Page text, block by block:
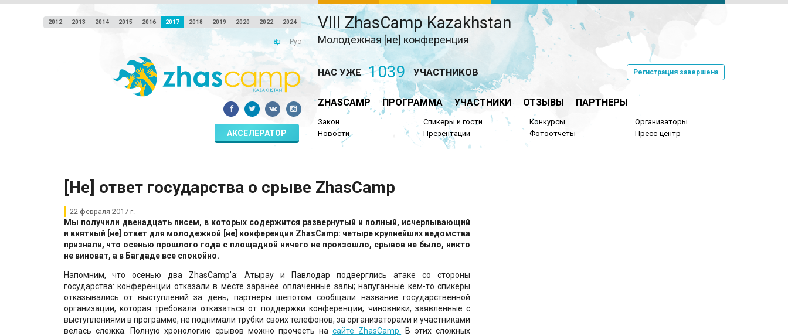
2012 2013 2014 2015 2016 2017 2018 2019 2020 2022 2024
Қаз Рус
VIII ZhasCamp Kazakhstan
Молодежная [не] конференция
АКСЕЛЕРАТОР
НАС УЖЕ 1039 УЧАСТНИКОВ Регистрация завершена
ZHASCAMP ПРОГРАММА УЧАСТНИКИ ОТЗЫВЫ ПАРТНЕРЫ
Закон
Новости
Спикеры и гости
Презентации
Конкурсы
Фотоотчеты
Организаторы
Пресс-центр
[Не] ответ государства о срыве ZhasСamp
22 февраля 2017 г.
Мы получили двенадцать писем, в которых содержится развернутый и полный, исчерпывающий
и внятный [не] ответ для молодежной [не] конференции ZhasCamp: четыре крупнейших ведомства
признали, что осенью прошлого года с площадкой ничего не произошло, срывов не было, никто
не виноват, а в Багдаде все спокойно.
Напомним, что осенью два ZhasCamp’а: Атырау и Павлодар подверглись атаке со стороны
государства: конференции отказали в месте заранее оплаченные залы; напуганные кем-то спикеры
отказывались от выступлений за день; партнеры шепотом сообщали название государственной
организации, которая требовала отказаться от поддержки конференции; чиновники, заявленные с
выступлениями в программе, не поднимали трубки своих телефонов, за организаторами и участниками
велась слежка. Полную хронологию срывов можно прочесть насайте ZhasCamp.
В этих сложных